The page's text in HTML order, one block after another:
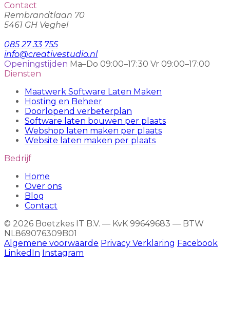
Contact
Rembrandtlaan 70
5461 GH Veghel
085 27 33 755
info@creativestudio.nl
Openingstijden Ma–Do 09:00–17:30 Vr 09:00–17:00
Diensten
Maatwerk Software Laten Maken
Hosting en Beheer
Doorlopend verbeterplan
Software laten bouwen per plaats
Webshop laten maken per plaats
Website laten maken per plaats
Bedrijf
Home
Over ons
Blog
Contact
© 2026 Boetzkes IT B.V. — KvK 99649683 — BTW
NL869076309B01
Algemene voorwaarde Privacy Verklaring Facebook
LinkedIn Instagram